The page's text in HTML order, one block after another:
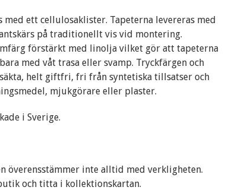
med ett cellulosaklister. Tapeterna levereras med
på traditionellt vis vid montering.
förstärkt med linolja vilket gör att tapeterna
med våt trasa eller svamp. Tryckfärgen och
helt giftfri, fri från syntetiska tillsatser och
mjukgörare eller plaster.
i Sverige.
överensstämmer inte alltid med verkligheten.
och titta i kollektionskartan.